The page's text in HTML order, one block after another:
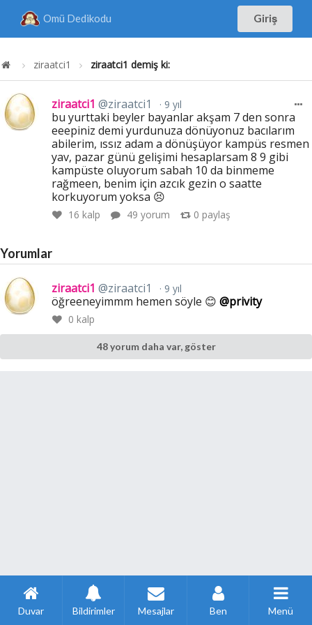
Omü Dedikodu Giriş
ziraatci1 ziraatci1 demiş ki:
ziraatci1@ziraatci1 9 yıl
bu yurttaki beyler bayanlar akşam 7 den sonra
eeepiniz demi yurdunuza dönüyonuz bacılarım
abilerim, ıssız adam a dönüşüyor kampüs resmen
yav, pazar günü gelişimi hesaplarsam 8 9 gibi
kampüste oluyorum sabah 10 da binmeme
rağmeen, benim için azcık gezin o saatte
korkuyorum yoksa 😣
16 kalp 49 yorum 0 paylaş
Yorumlar
ziraatci1@ziraatci1 9 yıl
öğreeneyimmm hemen söyle 😊@privity
0 kalp
48 yorum daha var, göster
Duvar Bildirimler Mesajlar Ben Menü